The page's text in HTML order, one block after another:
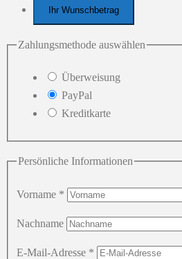
Ihr Wunschbetrag
Zahlungsmethode auswählen
Überweisung
PayPal
Kreditkarte
Persönliche Informationen
Vorname *
Nachname
E-Mail-Adresse *